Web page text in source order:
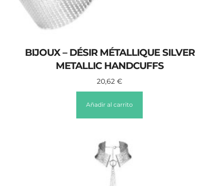
BIJOUX – DÉSIR MÉTALLIQUE SILVER
METALLIC HANDCUFFS
20,62 €
Añadir al carrito